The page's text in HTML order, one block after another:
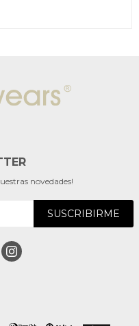
novedades!
SUSCRIBIRME
